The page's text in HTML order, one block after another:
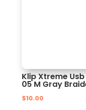
Klip Xtreme
05 M Gray
$10.00